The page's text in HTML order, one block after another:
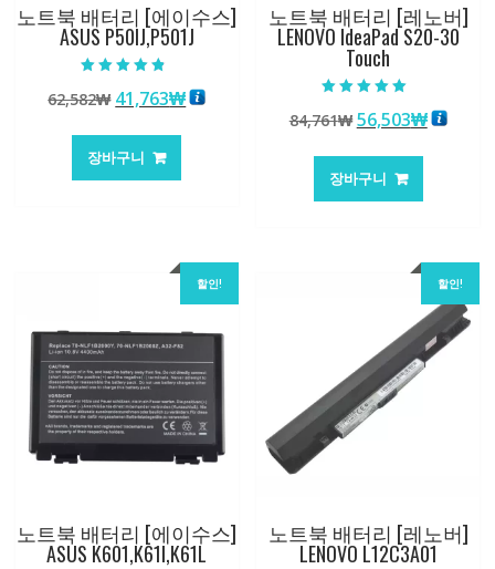
노트북 배터리 [에이수스]
ASUS P50IJ,P501J
4.50
로 평가됨
62,582₩ 원
가
격:
41,763₩현
장바구니
노트북 배터리 [레노버]
LENOVO IdeaPad S20-30
Touch
5.00
로 평가됨
84,761₩ 원
가
격:
56,503₩현
장바구니
할인!
노트북 배터리 [에이수스]
ASUS K601,K61I,K61L
할인!
노트북 배터리 [레노버]
LENOVO L12C3A01